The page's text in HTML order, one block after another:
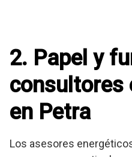
2. Papel y
consultores
en Petra
Los asesores